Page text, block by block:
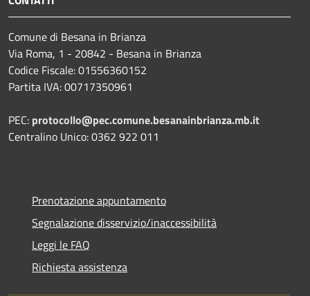
Comune di Besana in Brianza
Via Roma, 1 - 20842 - Besana in Brianza
Codice Fiscale: 01556360152
Partita IVA: 00717350961
PEC: protocollo@pec.comune.besanainbrianza.mb.it
Centralino Unico: 0362 922 011
Prenotazione appuntamento
Segnalazione disservizio/inaccessibilità
Leggi le FAQ
Richiesta assistenza